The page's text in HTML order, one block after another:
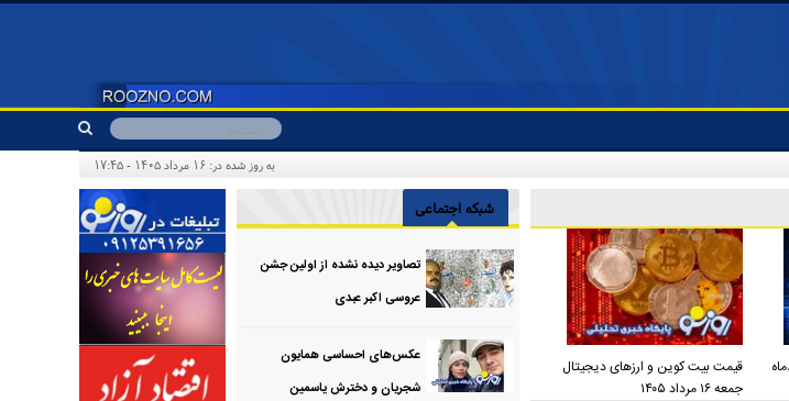
به روز شده در: ۱۶ مرداد ۱۴۰۵ - ۱۷:۴۵
مردادماه
قیمت بیت کوین و ارز‌های دیجیتال
جمعه ۱۶ مرداد ۱۴۰۵
شبکه اجتماعی
تصاویر دیده نشده از اولین جشن
عروسی اکبر عبدی
عکس‌های احساسی همایون
شجریان و دخترش یاسمین